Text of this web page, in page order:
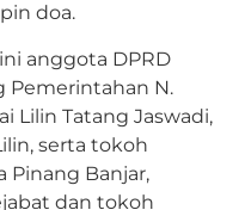
doa.
anggota DPRD
Pemerintahan N.
Lilin Tatang Jaswadi,
serta tokoh
Pinang Banjar,
dan tokoh